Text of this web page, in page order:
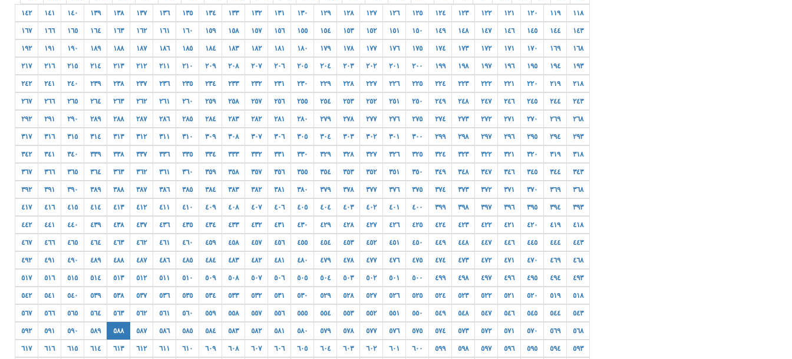
١١٨ ١١٩ ١٢٠ ١٢١ ١٢٢ ١٢٣ ١٢٤ ١٢٥ ١٢٦ ١٢٧ ١٢٨ ١٢٩ ١٣٠ ١٣١ ١٣٢ ١٣٣ ١٣٤ ١٣٥ ١٣٦ ١٣٧ ١٣٨ ١٣٩ ١٤٠ ١٤١ ١٤٢
١٤٣ ١٤٤ ١٤٥ ١٤٦ ١٤٧ ١٤٨ ١٤٩ ١٥٠ ١٥١ ١٥٢ ١٥٣ ١٥٤ ١٥٥ ١٥٦ ١٥٧ ١٥٨ ١٥٩ ١٦٠ ١٦١ ١٦٢ ١٦٣ ١٦٤ ١٦٥ ١٦٦ ١٦٧
١٦٨ ١٦٩ ١٧٠ ١٧١ ١٧٢ ١٧٣ ١٧٤ ١٧٥ ١٧٦ ١٧٧ ١٧٨ ١٧٩ ١٨٠ ١٨١ ١٨٢ ١٨٣ ١٨٤ ١٨٥ ١٨٦ ١٨٧ ١٨٨ ١٨٩ ١٩٠ ١٩١ ١٩٢
١٩٣ ١٩٤ ١٩٥ ١٩٦ ١٩٧ ١٩٨ ١٩٩ ٢٠٠ ٢٠١ ٢٠٢ ٢٠٣ ٢٠٤ ٢٠٥ ٢٠٦ ٢٠٧ ٢٠٨ ٢٠٩ ٢١٠ ٢١١ ٢١٢ ٢١٣ ٢١٤ ٢١٥ ٢١٦ ٢١٧
٢١٨ ٢١٩ ٢٢٠ ٢٢١ ٢٢٢ ٢٢٣ ٢٢٤ ٢٢٥ ٢٢٦ ٢٢٧ ٢٢٨ ٢٢٩ ٢٣٠ ٢٣١ ٢٣٢ ٢٣٣ ٢٣٤ ٢٣٥ ٢٣٦ ٢٣٧ ٢٣٨ ٢٣٩ ٢٤٠ ٢٤١ ٢٤٢
٢٤٣ ٢٤٤ ٢٤٥ ٢٤٦ ٢٤٧ ٢٤٨ ٢٤٩ ٢٥٠ ٢٥١ ٢٥٢ ٢٥٣ ٢٥٤ ٢٥٥ ٢٥٦ ٢٥٧ ٢٥٨ ٢٥٩ ٢٦٠ ٢٦١ ٢٦٢ ٢٦٣ ٢٦٤ ٢٦٥ ٢٦٦ ٢٦٧
٢٦٨ ٢٦٩ ٢٧٠ ٢٧١ ٢٧٢ ٢٧٣ ٢٧٤ ٢٧٥ ٢٧٦ ٢٧٧ ٢٧٨ ٢٧٩ ٢٨٠ ٢٨١ ٢٨٢ ٢٨٣ ٢٨٤ ٢٨٥ ٢٨٦ ٢٨٧ ٢٨٨ ٢٨٩ ٢٩٠ ٢٩١ ٢٩٢
٢٩٣ ٢٩٤ ٢٩٥ ٢٩٦ ٢٩٧ ٢٩٨ ٢٩٩ ٣٠٠ ٣٠١ ٣٠٢ ٣٠٣ ٣٠٤ ٣٠٥ ٣٠٦ ٣٠٧ ٣٠٨ ٣٠٩ ٣١٠ ٣١١ ٣١٢ ٣١٣ ٣١٤ ٣١٥ ٣١٦ ٣١٧
٣١٨ ٣١٩ ٣٢٠ ٣٢١ ٣٢٢ ٣٢٣ ٣٢٤ ٣٢٥ ٣٢٦ ٣٢٧ ٣٢٨ ٣٢٩ ٣٣٠ ٣٣١ ٣٣٢ ٣٣٣ ٣٣٤ ٣٣٥ ٣٣٦ ٣٣٧ ٣٣٨ ٣٣٩ ٣٤٠ ٣٤١ ٣٤٢
٣٤٣ ٣٤٤ ٣٤٥ ٣٤٦ ٣٤٧ ٣٤٨ ٣٤٩ ٣٥٠ ٣٥١ ٣٥٢ ٣٥٣ ٣٥٤ ٣٥٥ ٣٥٦ ٣٥٧ ٣٥٨ ٣٥٩ ٣٦٠ ٣٦١ ٣٦٢ ٣٦٣ ٣٦٤ ٣٦٥ ٣٦٦ ٣٦٧
٣٦٨ ٣٦٩ ٣٧٠ ٣٧١ ٣٧٢ ٣٧٣ ٣٧٤ ٣٧٥ ٣٧٦ ٣٧٧ ٣٧٨ ٣٧٩ ٣٨٠ ٣٨١ ٣٨٢ ٣٨٣ ٣٨٤ ٣٨٥ ٣٨٦ ٣٨٧ ٣٨٨ ٣٨٩ ٣٩٠ ٣٩١ ٣٩٢
٣٩٣ ٣٩٤ ٣٩٥ ٣٩٦ ٣٩٧ ٣٩٨ ٣٩٩ ٤٠٠ ٤٠١ ٤٠٢ ٤٠٣ ٤٠٤ ٤٠٥ ٤٠٦ ٤٠٧ ٤٠٨ ٤٠٩ ٤١٠ ٤١١ ٤١٢ ٤١٣ ٤١٤ ٤١٥ ٤١٦ ٤١٧
٤١٨ ٤١٩ ٤٢٠ ٤٢١ ٤٢٢ ٤٢٣ ٤٢٤ ٤٢٥ ٤٢٦ ٤٢٧ ٤٢٨ ٤٢٩ ٤٣٠ ٤٣١ ٤٣٢ ٤٣٣ ٤٣٤ ٤٣٥ ٤٣٦ ٤٣٧ ٤٣٨ ٤٣٩ ٤٤٠ ٤٤١ ٤٤٢
٤٤٣ ٤٤٤ ٤٤٥ ٤٤٦ ٤٤٧ ٤٤٨ ٤٤٩ ٤٥٠ ٤٥١ ٤٥٢ ٤٥٣ ٤٥٤ ٤٥٥ ٤٥٦ ٤٥٧ ٤٥٨ ٤٥٩ ٤٦٠ ٤٦١ ٤٦٢ ٤٦٣ ٤٦٤ ٤٦٥ ٤٦٦ ٤٦٧
٤٦٨ ٤٦٩ ٤٧٠ ٤٧١ ٤٧٢ ٤٧٣ ٤٧٤ ٤٧٥ ٤٧٦ ٤٧٧ ٤٧٨ ٤٧٩ ٤٨٠ ٤٨١ ٤٨٢ ٤٨٣ ٤٨٤ ٤٨٥ ٤٨٦ ٤٨٧ ٤٨٨ ٤٨٩ ٤٩٠ ٤٩١ ٤٩٢
٤٩٣ ٤٩٤ ٤٩٥ ٤٩٦ ٤٩٧ ٤٩٨ ٤٩٩ ٥٠٠ ٥٠١ ٥٠٢ ٥٠٣ ٥٠٤ ٥٠٥ ٥٠٦ ٥٠٧ ٥٠٨ ٥٠٩ ٥١٠ ٥١١ ٥١٢ ٥١٣ ٥١٤ ٥١٥ ٥١٦ ٥١٧
٥١٨ ٥١٩ ٥٢٠ ٥٢١ ٥٢٢ ٥٢٣ ٥٢٤ ٥٢٥ ٥٢٦ ٥٢٧ ٥٢٨ ٥٢٩ ٥٣٠ ٥٣١ ٥٣٢ ٥٣٣ ٥٣٤ ٥٣٥ ٥٣٦ ٥٣٧ ٥٣٨ ٥٣٩ ٥٤٠ ٥٤١ ٥٤٢
٥٤٣ ٥٤٤ ٥٤٥ ٥٤٦ ٥٤٧ ٥٤٨ ٥٤٩ ٥٥٠ ٥٥١ ٥٥٢ ٥٥٣ ٥٥٤ ٥٥٥ ٥٥٦ ٥٥٧ ٥٥٨ ٥٥٩ ٥٦٠ ٥٦١ ٥٦٢ ٥٦٣ ٥٦٤ ٥٦٥ ٥٦٦ ٥٦٧
٥٦٨ ٥٦٩ ٥٧٠ ٥٧١ ٥٧٢ ٥٧٣ ٥٧٤ ٥٧٥ ٥٧٦ ٥٧٧ ٥٧٨ ٥٧٩ ٥٨٠ ٥٨١ ٥٨٢ ٥٨٣ ٥٨٤ ٥٨٥ ٥٨٦ ٥٨٧ ٥٨٨ ٥٨٩ ٥٩٠ ٥٩١ ٥٩٢
٥٩٣ ٥٩٤ ٥٩٥ ٥٩٦ ٥٩٧ ٥٩٨ ٥٩٩ ٦٠٠ ٦٠١ ٦٠٢ ٦٠٣ ٦٠٤ ٦٠٥ ٦٠٦ ٦٠٧ ٦٠٨ ٦٠٩ ٦١٠ ٦١١ ٦١٢ ٦١٣ ٦١٤ ٦١٥ ٦١٦ ٦١٧